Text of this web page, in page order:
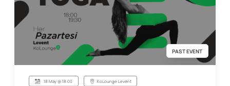
PAST EVENT
18 May @ 18:00 KoLounge Levent